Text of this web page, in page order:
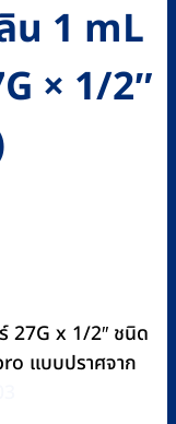
น 1 mL
× 1/2″
27G x 1/2″ ชนิด
แบบปราศจาก